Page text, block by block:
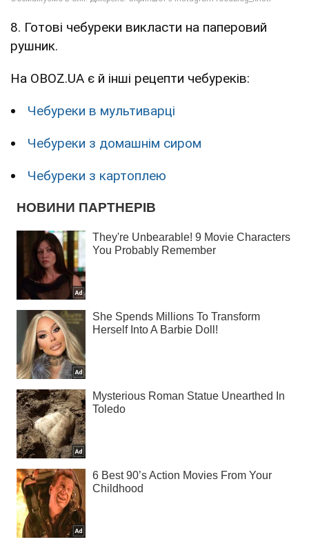
8. Готові чебуреки викласти на паперовий
рушник.
На OBOZ.UA є й інші рецепти чебуреків:
Чебуреки в мультиварці
Чебуреки з домашнім сиром
Чебуреки з картоплею